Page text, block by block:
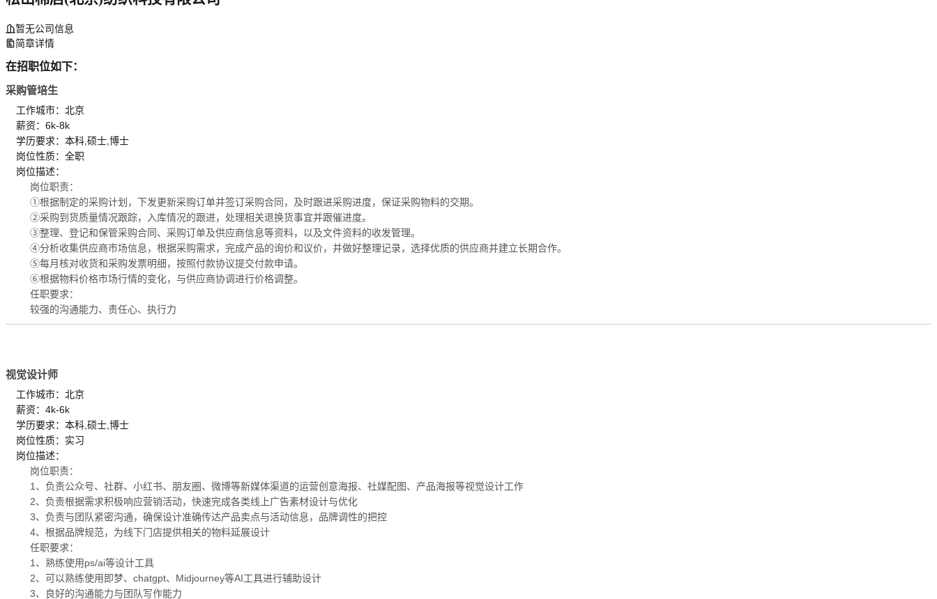
暂无公司信息
简章详情
在招职位如下：
采购管培生
工作城市：北京
薪资：6k-8k
学历要求：本科,硕士,博士
岗位性质：全职
岗位描述：
岗位职责：
①根据制定的采购计划，下发更新采购订单并签订采购合同，及时跟进采购进度，保证采购物料的交期。
②采购到货质量情况跟踪，入库情况的跟进，处理相关退换货事宜并跟催进度。
③整理、登记和保管采购合同、采购订单及供应商信息等资料，以及文件资料的收发管理。
④分析收集供应商市场信息，根据采购需求，完成产品的询价和议价，并做好整理记录，选择优质的供应商并建立长期合作。
⑤每月核对收货和采购发票明细，按照付款协议提交付款申请。
⑥根据物料价格市场行情的变化，与供应商协调进行价格调整。
任职要求：
较强的沟通能力、责任心、执行力
视觉设计师
工作城市：北京
薪资：4k-6k
学历要求：本科,硕士,博士
岗位性质：实习
岗位描述：
岗位职责：
1、负责公众号、社群、小红书、朋友圈、微博等新媒体渠道的运营创意海报、社媒配图、产品海报等视觉设计工作
2、负责根据需求积极响应营销活动，快速完成各类线上广告素材设计与优化
3、负责与团队紧密沟通，确保设计准确传达产品卖点与活动信息，品牌调性的把控
4、根据品牌规范，为线下门店提供相关的物料延展设计
任职要求：
1、熟练使用ps/ai等设计工具
2、可以熟练使用即梦、chatgpt、Midjourney等AI工具进行辅助设计
3、良好的沟通能力与团队写作能力